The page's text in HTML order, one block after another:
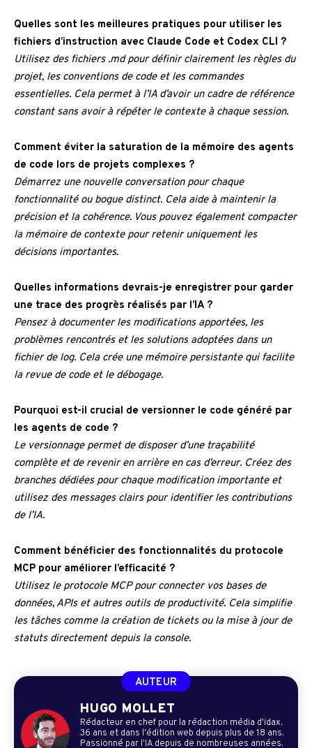
Quelles sont les meilleures pratiques pour utiliser les
fichiers d’instruction avec Claude Code et Codex CLI ?
Utilisez des fichiers .md pour définir clairement les règles du
projet, les conventions de code et les commandes
essentielles. Cela permet à l’IA d’avoir un cadre de référence
constant sans avoir à répéter le contexte à chaque session.
Comment éviter la saturation de la mémoire des agents
de code lors de projets complexes ?
Démarrez une nouvelle conversation pour chaque
fonctionnalité ou bogue distinct. Cela aide à maintenir la
précision et la cohérence. Vous pouvez également compacter
la mémoire de contexte pour retenir uniquement les
décisions importantes.
Quelles informations devrais-je enregistrer pour garder
une trace des progrès réalisés par l’IA ?
Pensez à documenter les modifications apportées, les
problèmes rencontrés et les solutions adoptées dans un
fichier de log. Cela crée une mémoire persistante qui facilite
la revue de code et le débogage.
Pourquoi est-il crucial de versionner le code généré par
les agents de code ?
Le versionnage permet de disposer d’une traçabilité
complète et de revenir en arrière en cas d’erreur. Créez des
branches dédiées pour chaque modification importante et
utilisez des messages clairs pour identifier les contributions
de l’IA.
Comment bénéficier des fonctionnalités du protocole
MCP pour améliorer l’efficacité ?
Utilisez le protocole MCP pour connecter vos bases de
données, APIs et autres outils de productivité. Cela simplifie
les tâches comme la création de tickets ou la mise à jour de
statuts directement depuis la console.
AUTEUR
HUGO MOLLET
Rédacteur en chef pour la rédaction média d'idax,
36 ans et dans l'édition web depuis plus de 18 ans.
Passionné par l'IA depuis de nombreuses années.